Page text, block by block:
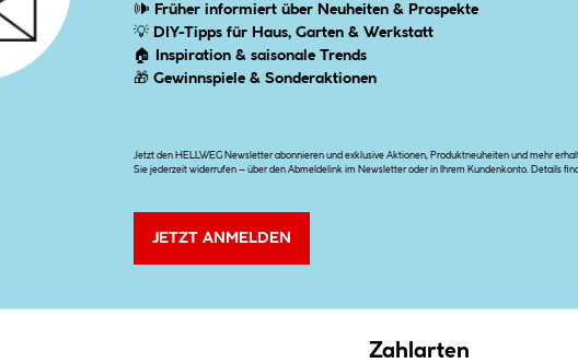
🕪 Früher informiert über Neuheiten & Prospekte
💡 DIY-Tipps für Haus, Garten & Werkstatt
🏠
Inspiration & saisonale Trends
🎁Gewinnspiele & Sonderaktionen
Jetzt den HELLWEG Newsletter abonnieren und exklusive Aktionen, Produktneuheiten und mehr
Sie jederzeit widerrufen – über den Abmeldelink im Newsletter oder in Ihrem Kundenkonto. Details
JETZT ANMELDEN
Zahlarten